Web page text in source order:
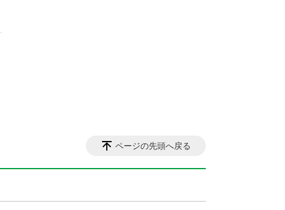
ページの先頭へ戻る